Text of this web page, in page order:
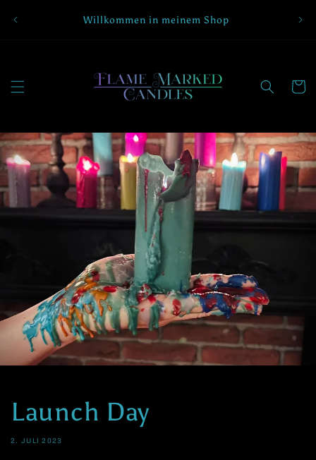
Willkommen in meinem Shop
Launch Day
2. JULI 2023